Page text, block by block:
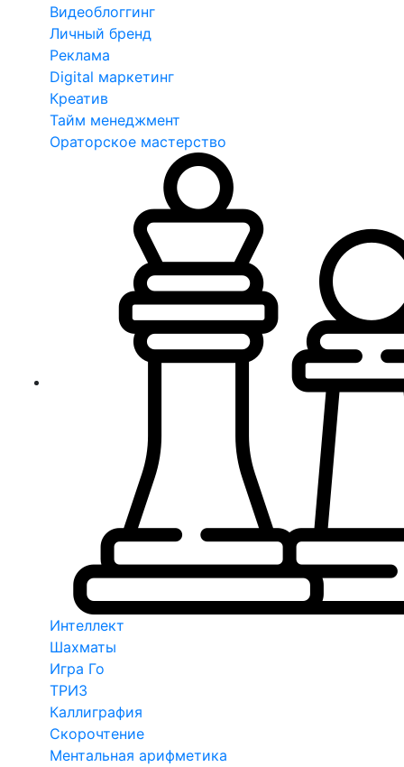
Видеоблоггинг
Личный бренд
Реклама
Digital маркетинг
Креатив
Тайм менеджмент
Ораторское мастерство
Интеллект
Шахматы
Игра Го
ТРИЗ
Каллиграфия
Скорочтение
Ментальная арифметика